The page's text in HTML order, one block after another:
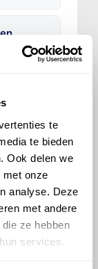
te
te bieden
Ook delen we
met onze
analyse. Deze
met andere
ze hebben
services.
Toyota